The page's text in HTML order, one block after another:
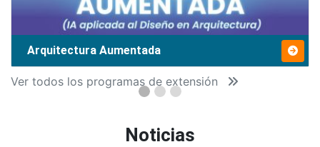
Arquitectura Aumentada
Ver todos los programas de extensión
Noticias